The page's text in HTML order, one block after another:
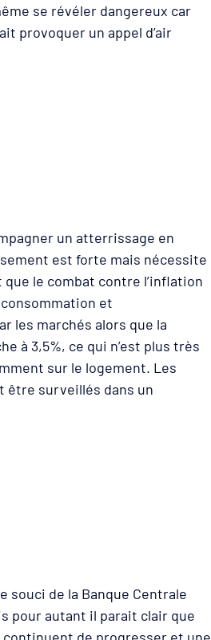
se révéler dangereux car
provoquer un appel d’air
un atterrissage en
est forte mais nécessite
le combat contre l’inflation
et
les marchés alors que la
à 3,5%, ce qui n’est plus très
sur le logement. Les
être surveillés dans un
souci de la Banque Centrale
pour autant il parait clair que